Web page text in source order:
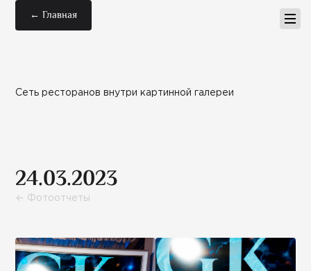
← Главная
Сеть ресторанов внутри картинной галереи
24.03.2023
← Фотоотчеты